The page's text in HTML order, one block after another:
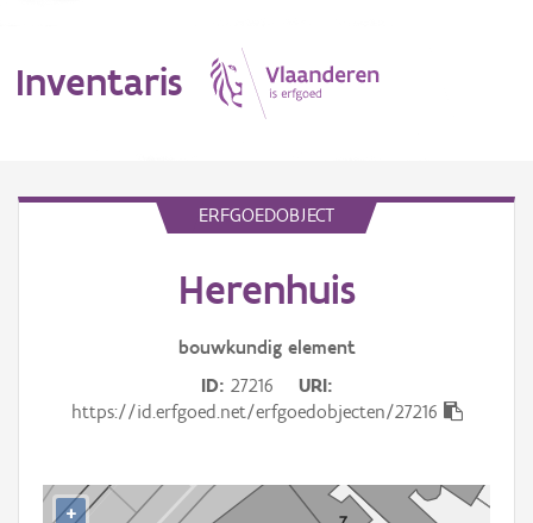
Inventaris
Gebeurtenis
ERFGOEDOBJECT
Herenhuis
bouwkundig element
ID 27216
URI
https://id.erfgoed.net/erfgoedobjecten/27216
+